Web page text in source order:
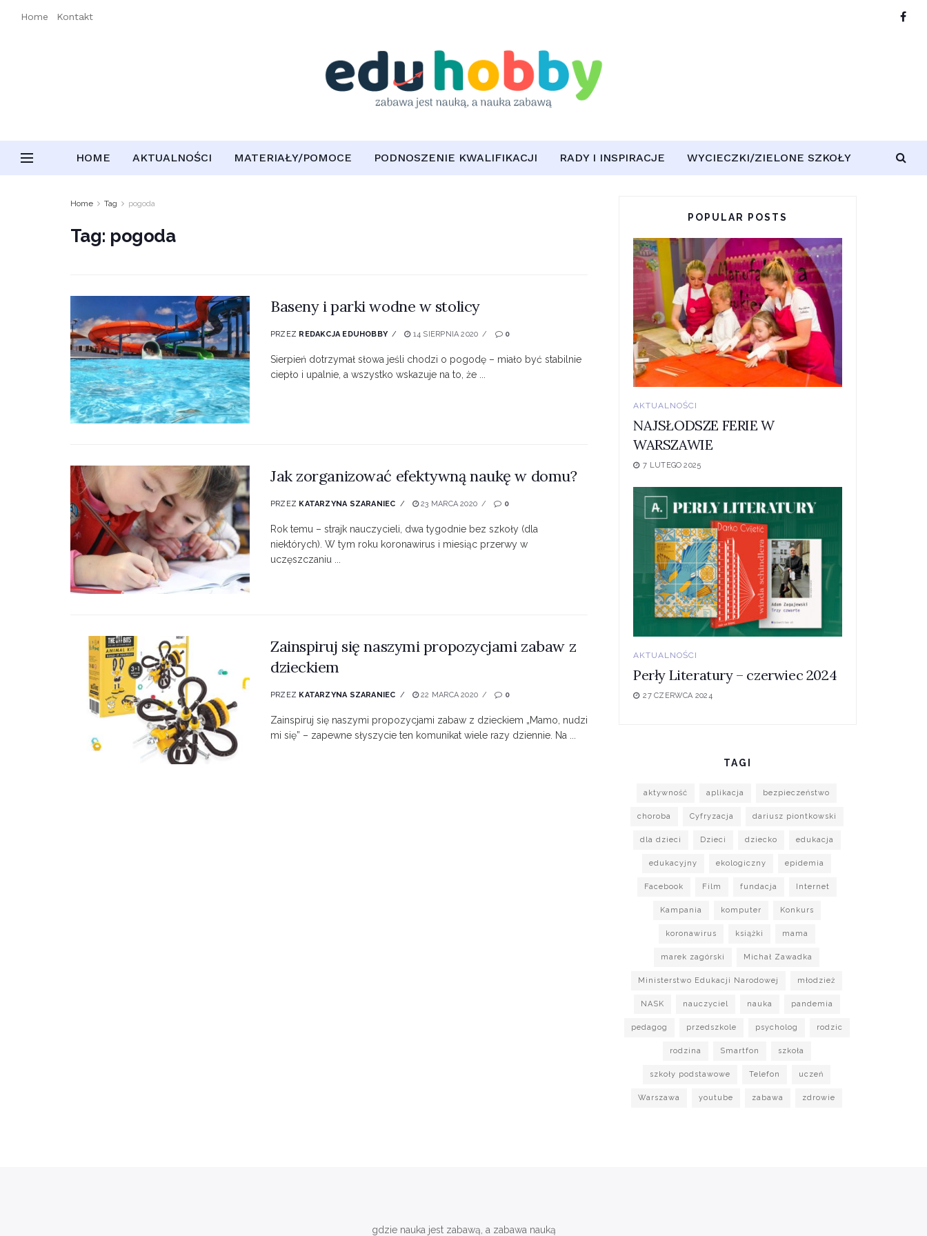
Home Kontakt
HOME AKTUALNOŚCI MATERIAŁY/POMOCE PODNOSZENIE KWALIFIKACJI RADY I INSPIRACJE WYCIECZKI/ZIELONE SZKOŁY
Home Tag pogoda
Tag: pogoda
Baseny i parki wodne w stolicy
PRZEZ REDAKCJA EDUHOBBY 14 SIERPNIA 2020 0
Sierpień dotrzymał słowa jeśli chodzi o pogodę – miało być stabilnie
ciepło i upalnie, a wszystko wskazuje na to, że ...
Jak zorganizować efektywną naukę w domu?
PRZEZ KATARZYNA SZARANIEC 23 MARCA 2020 0
Rok temu – strajk nauczycieli, dwa tygodnie bez szkoły (dla
niektórych). W tym roku koronawirus i miesiąc przerwy w
uczęszczaniu ...
Zainspiruj się naszymi propozycjami zabaw z
dzieckiem
PRZEZ KATARZYNA SZARANIEC 22 MARCA 2020 0
Zainspiruj się naszymi propozycjami zabaw z dzieckiem „Mamo, nudzi
mi się” – zapewne słyszycie ten komunikat wiele razy dziennie. Na ...
POPULAR POSTS
AKTUALNOŚCI
NAJSŁODSZE FERIE W
WARSZAWIE
7 LUTEGO 2025
AKTUALNOŚCI
Perły Literatury – czerwiec 2024
27 CZERWCA 2024
TAGI
aktywność aplikacja bezpieczeństwo
choroba Cyfryzacja dariusz piontkowski
dla dzieci Dzieci dziecko edukacja
edukacyjny ekologiczny epidemia
Facebook Film fundacja Internet
Kampania komputer Konkurs
koronawirus książki mama
marek zagórski Michał Zawadka
Ministerstwo Edukacji Narodowej młodzież
NASK nauczyciel nauka pandemia
pedagog przedszkole psycholog rodzic
rodzina Smartfon szkoła
szkoły podstawowe Telefon uczeń
Warszawa youtube zabawa zdrowie
gdzie nauka jest zabawą, a zabawa nauką